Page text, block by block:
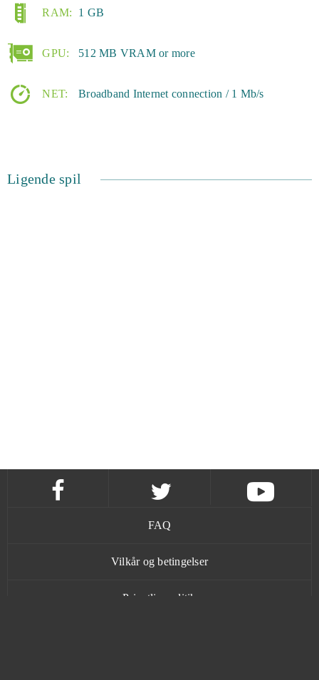
RAM: 1 GB
GPU: 512 MB VRAM or more
NET: Broadband Internet connection / 1 Mb/s
Ligende spil
FAQ
Vilkår og betingelser
Privatlivspolitik